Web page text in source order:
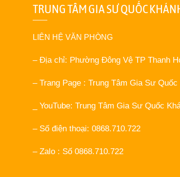
TRUNG TÂM GIA SƯ QUỐC
LIÊN HỆ VĂN PHÒNG
– Địa chỉ: Phường Đông Vệ TP Thanh
– Trang Page : Trung Tâm Gia Sư Quốc
_ YouTube: Trung Tâm Gia Sư Quốc
– Số điện thoại: 0868.710.722
– Zalo : Số 0868.710.722